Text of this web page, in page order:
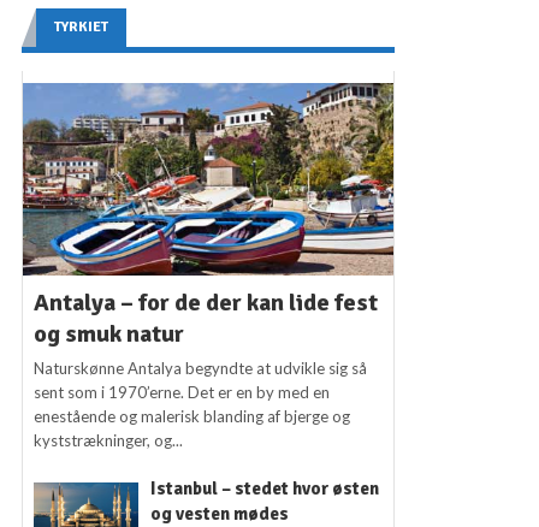
TYRKIET
Antalya – for de der kan lide fest
og smuk natur
Naturskønne Antalya begyndte at udvikle sig så
sent som i 1970’erne. Det er en by med en
enestående og malerisk blanding af bjerge og
kyststrækninger, og...
Istanbul – stedet hvor østen
og vesten mødes